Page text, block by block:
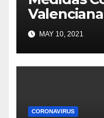
23/05/2021
MAY 10, 2021
CORONAVIRUS